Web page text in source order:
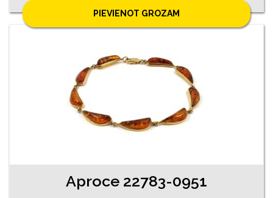
PIEVIENOT GROZAM
Aproce 22783-0951